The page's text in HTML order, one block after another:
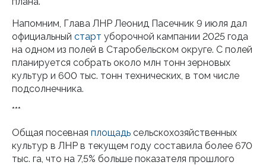
Напомним, Глава ЛНР Леонид Пасечник 9 июля дал
официальный старт уборочной кампании 2025 года
на одном из полей в Старобельском округе. С полей
планируется собрать около млн тонн зерновых
культур и 600 тыс. тонн технических, в том числе
подсолнечника.
***
Общая посевная площадь сельскохозяйственных
культур в ЛНР в текущем году составила более 670
тыс. га, что на 7,5% больше показателя прошлого